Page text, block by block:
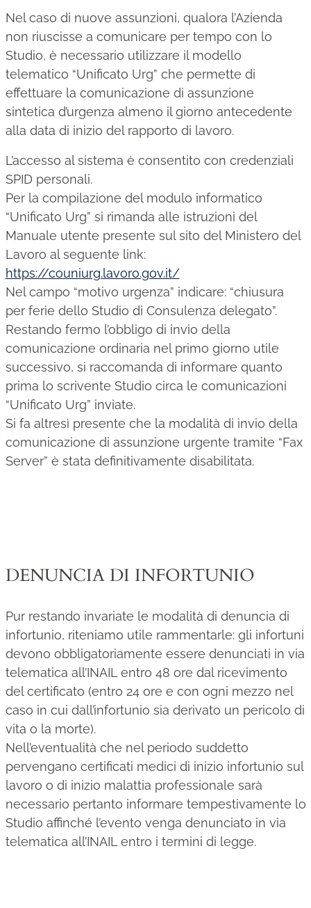
Nel caso di nuove assunzioni, qualora l’Azienda
non riuscisse a comunicare per tempo con lo
Studio, è necessario utilizzare il modello
telematico “Unificato Urg” che permette di
effettuare la comunicazione di assunzione
sintetica d’urgenza almeno il giorno antecedente
alla data di inizio del rapporto di lavoro.
L’accesso al sistema è consentito con credenziali
SPID personali.
Per la compilazione del modulo informatico
“Unificato Urg” si rimanda alle istruzioni del
Manuale utente presente sul sito del Ministero del
Lavoro al seguente link:
https://couniurg.lavoro.gov.it/
Nel campo “motivo urgenza” indicare: “chiusura
per ferie dello Studio di Consulenza delegato”.
Restando fermo l’obbligo di invio della
comunicazione ordinaria nel primo giorno utile
successivo, si raccomanda di informare quanto
prima lo scrivente Studio circa le comunicazioni
“Unificato Urg” inviate.
Si fa altresì presente che la modalità di invio della
comunicazione di assunzione urgente tramite “Fax
Server” è stata definitivamente disabilitata.
DENUNCIA DI INFORTUNIO
Pur restando invariate le modalità di denuncia di
infortunio, riteniamo utile rammentarle: gli infortuni
devono obbligatoriamente essere denunciati in via
telematica all’INAIL entro 48 ore dal ricevimento
del certificato (entro 24 ore e con ogni mezzo nel
caso in cui dall’infortunio sia derivato un pericolo di
vita o la morte).
Nell’eventualità che nel periodo suddetto
pervengano certificati medici di inizio infortunio sul
lavoro o di inizio malattia professionale sarà
necessario pertanto informare tempestivamente lo
Studio affinché l’evento venga denunciato in via
telematica all’INAIL entro i termini di legge.